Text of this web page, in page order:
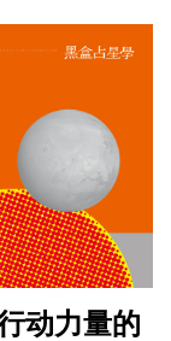
动力量的